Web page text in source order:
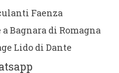
Faenza
Bagnara di Romagna
Lido di Dante